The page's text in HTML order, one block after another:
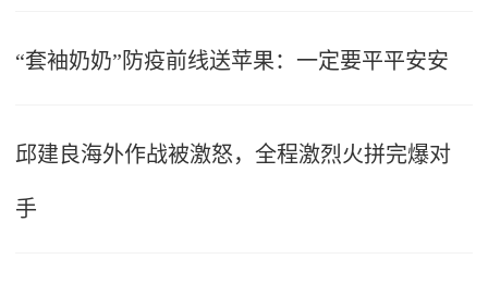
“套袖奶奶”防疫前线送苹果：一定要平平安安
邱建良海外作战被激怒，全程激烈火拼完爆对
手